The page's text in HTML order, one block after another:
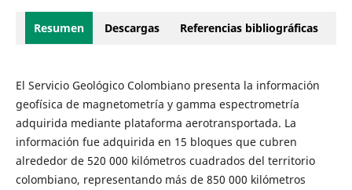
Resumen Descargas Referencias bibliográficas
El Servicio Geológico Colombiano presenta la información
geofísica de magnetometría y gamma espectrometría
adquirida mediante plataforma aerotransportada. La
información fue adquirida en 15 bloques que cubren
alrededor de 520 000 kilómetros cuadrados del territorio
colombiano, representando más de 850 000 kilómetros